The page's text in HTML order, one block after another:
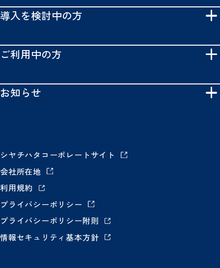
導入を検討中の方
ご利用中の方
お知らせ
シヤチハタコーポレートサイト
会社所在地
利用規約
プライバシーポリシー
プライバシーポリシー附則
情報セキュリティ基本方針